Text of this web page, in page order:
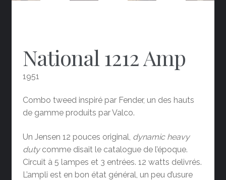
National 1212 Amp
1951
Combo tweed inspiré par Fender, un des hauts
de gamme produits par Valco.
Un Jensen 12 pouces original, dynamic heavy
dutycomme disait le catalogue de l’époque.
Circuit à 5 lampes et 3 entrées. 12 watts delivrés.
L’ampli est en bon état général, un peu d’usure